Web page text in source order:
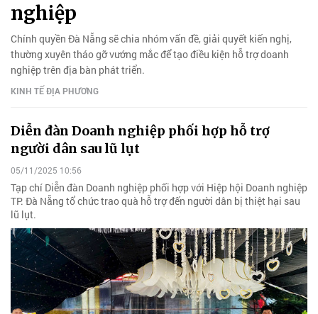
nghiệp
Chính quyền Đà Nẵng sẽ chia nhóm vấn đề, giải quyết kiến nghị,
thường xuyên tháo gỡ vướng mắc để tạo điều kiện hỗ trợ doanh
nghiệp trên địa bàn phát triển.
KINH TẾ ĐỊA PHƯƠNG
Diễn đàn Doanh nghiệp phối hợp hỗ trợ
người dân sau lũ lụt
05/11/2025 10:56
Tạp chí Diễn đàn Doanh nghiệp phối hợp với Hiệp hội Doanh nghiệp
TP. Đà Nẵng tổ chức trao quà hỗ trợ đến người dân bị thiệt hại sau
lũ lụt.